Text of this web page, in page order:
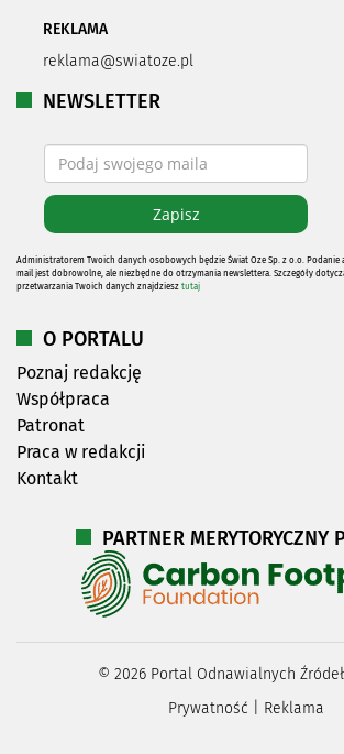
REKLAMA
reklama@swiatoze.pl
NEWSLETTER
Administratorem Twoich danych osobowych będzie Świat Oze Sp. z o.o. Podanie
mail jest dobrowolne, ale niezbędne do otrzymania newslettera. Szczegóły
przetwarzania Twoich danych znajdziesz tutaj
O PORTALU
Poznaj redakcję
Współpraca
Patronat
Praca w redakcji
Kontakt
PARTNER MERYTORYCZNY
© 2026Portal Odnawialnych
Prywatność
Reklama